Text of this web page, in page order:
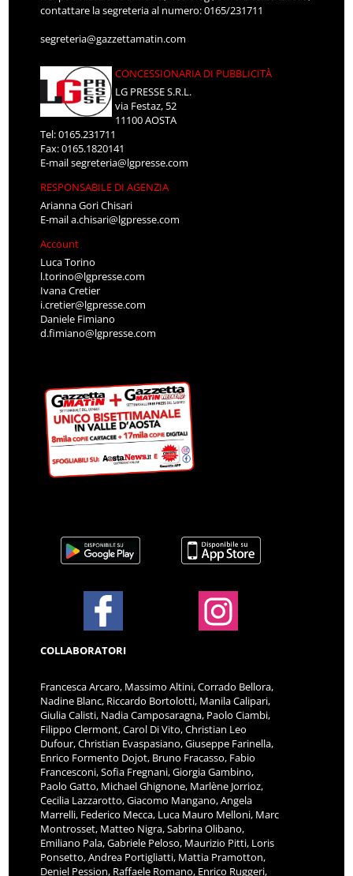
contattare la segreteria al numero: 0165/231711
segreteria@gazzettamatin.com
CONCESSIONARIA DI PUBBLICITÀ
LG PRESSE S.R.L.
via Festaz, 52
11100 AOSTA
Tel: 0165.231711
Fax: 0165.1820141
E-mailsegreteria@lgpresse.com
RESPONSABILE DI AGENZIA
Arianna Gori Chisari
E-maila.chisari@lgpresse.com
Account
Luca Torino
l.torino@lgpresse.com
Ivana Cretier
i.cretier@lgpresse.com
Daniele Fimiano
d.fimiano@lgpresse.com
COLLABORATORI
Francesca Arcaro, Massimo Altini, Corrado Bellora,
Nadine Blanc, Riccardo Bortolotti, Manila Calipari,
Giulia Calisti, Nadia Camposaragna, Paolo Ciambi,
Filippo Clermont, Carol Di Vito, Christian Leo
Dufour, Christian Evaspasiano, Giuseppe Farinella,
Enrico Formento Dojot, Bruno Fracasso, Fabio
Francesconi, Sofia Fregnani, Giorgia Gambino,
Paolo Gatto, Michael Ghignone, Marlène Jorrioz,
Cecilia Lazzarotto, Giacomo Mangano, Angela
Marrelli, Federico Mecca, Luca Mauro Melloni, Marc
Montrosset, Matteo Nigra, Sabrina Olibano,
Emiliano Pala, Gabriele Peloso, Maurizio Pitti, Loris
Ponsetto, Andrea Portigliatti, Mattia Pramotton,
Deniel Pession, Raffaele Romano, Enrico Ruggeri,